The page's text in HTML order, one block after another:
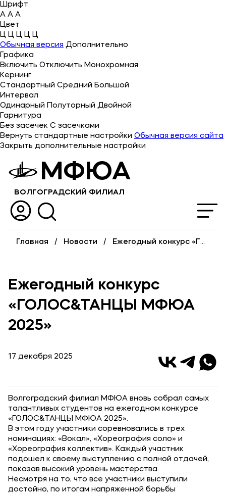
Шрифт
A A A
Цвет
Ц Ц Ц Ц Ц
Обычная версия Дополнительно
Графика
Включить Отключить Монохромная
Кернинг
Стандартный Средний Большой
Интервал
Одинарный Полуторный Двойной
Гарнитура
Без засечек С засечками
Вернуть стандартные настройки Обычная версия сайта
Закрыть дополнительные настройки
МФЮА
ВОЛГОГРАДСКИЙ ФИЛИАЛ
Об университете
Лицензии и документы
Сведения об образовательной организации
Абитуриенту
Музейно-выставочный центр МФЮА
Наука
Выпускникам
Карьера
Институт дополнительного образования
Среднее профессиональное образование
Высшее образование
Дополнительное образование
Медиа
Новости
Контакты
Банковские реквизиты
Карьера
Главная Новости Ежегодный конкурс «ГОЛОС&ТАНЦЫ МФЮА 2025»
Ежегодный конкурс
«ГОЛОС&ТАНЦЫ МФЮА
2025»
17 декабря 2025
Волгоградский филиал МФЮА вновь собрал самых
талантливых студентов на ежегодном конкурсе
«ГОЛОС&ТАНЦЫ МФЮА 2025».
В этом году участники соревновались в трех
номинациях: «Вокал», «Хореография соло» и
«Хореография коллектив». Каждый участник
подошел к своему выступлению с полной отдачей,
показав высокий уровень мастерства.
Несмотря на то, что все участники выступили
достойно, по итогам напряженной борьбы